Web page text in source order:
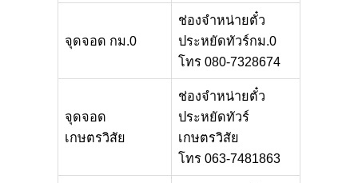
จุดจอด กม.0
ช่องจำหน่ายตั๋ว
ประหยัดทัวร์กม.0
โทร 080-7328674
จุดจอด
เกษตรวิสัย
ช่องจำหน่ายตั๋ว
ประหยัดทัวร์
เกษตรวิสัย
โทร 063-7481863